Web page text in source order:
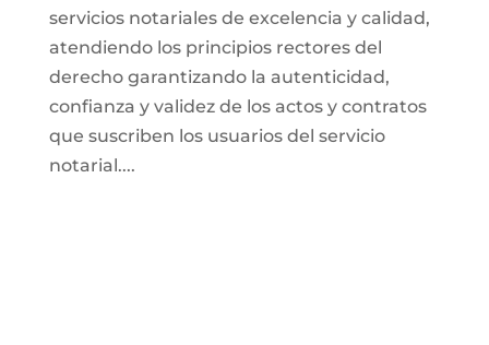
servicios notariales de excelencia y calidad,
atendiendo los principios rectores del
derecho garantizando la autenticidad,
confianza y validez de los actos y contratos
que suscriben los usuarios del servicio
notarial....